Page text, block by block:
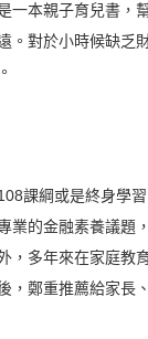
一本親子育兒書，
。對於小時候缺乏
課綱或是終身學
的金融素養議題
，多年來在家庭教
，鄭重推薦給家長